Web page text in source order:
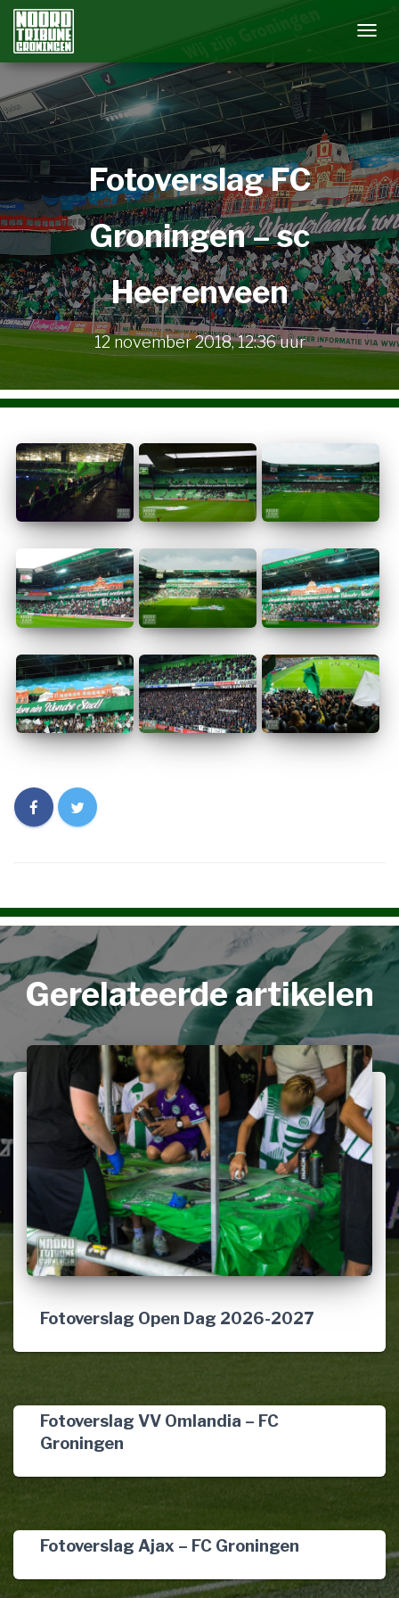
N
V
G
A
T
I
E
W
I
S
S
E
L
N
Fotoverslag FC
Groningen – sc
Heerenveen
12 november 2018,12:36uur
Gerelateerde artikelen
Fotoverslag Open Dag 2026-2027
Fotoverslag VV Omlandia – FC
Groningen
Fotoverslag Ajax – FC Groningen